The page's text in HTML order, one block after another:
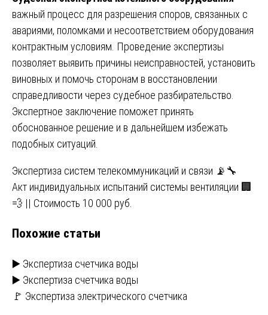
важный процесс для разрешения споров, связанных с
авариями, поломками и несоответствием оборудования
контрактным условиям. Проведение экспертизы
позволяет выявить причины неисправностей, установить
виновных и помочь сторонам в восстановлении
справедливости через судебное разбирательство.
Экспертное заключение поможет принять
обоснованное решение и в дальнейшем избежать
подобных ситуаций.
Навигация
по
Экспертиза систем телекоммуникаций и связи 📡🔧
Акт индивидуальных испытаний системы вентиляции 🏢
💨 || Стоимость 10 000 руб.
Похожие статьи
▶️ Экспертиза счетчика воды
▶️ Экспертиза счетчика воды
🚩 Экспертиза электрического счетчика